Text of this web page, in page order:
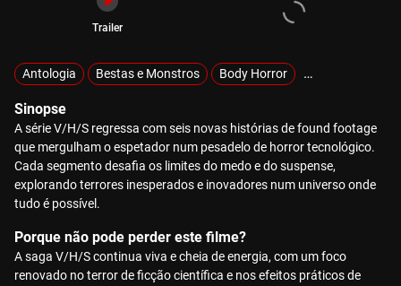
Trailer
Antologia Bestas e Monstros Body Horror Demónios e
Sinopse
A série V/H/S regressa com seis novas histórias de found footage
que mergulham o espetador num pesadelo de horror tecnológico.
Cada segmento desafia os limites do medo e do suspense,
explorando terrores inesperados e inovadores num universo onde
tudo é possível.
Porque não pode perder este filme?
A saga V/H/S continua viva e cheia de energia, com um foco
renovado no terror de ficção científica e nos efeitos práticos de